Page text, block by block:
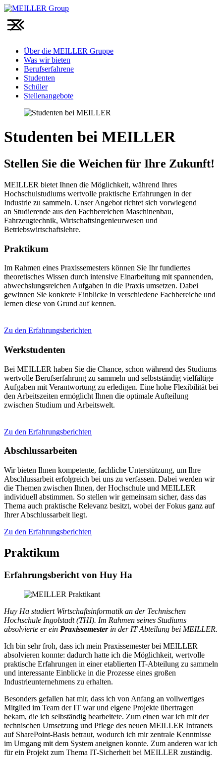
Über die MEILLER Gruppe
Was wir bieten
Berufserfahrene
Studenten
Schüler
Stellenangebote
Studenten bei MEILLER
Stellen Sie die Weichen für Ihre Zukunft!
MEILLER bietet Ihnen die Möglichkeit, während Ihres
Hochschulstudiums wertvolle praktische Erfahrungen in der
Industrie zu sammeln. Unser Angebot richtet sich vorwiegend
an Studierende aus den Fachbereichen Maschinenbau,
Fahrzeugtechnik, Wirtschaftsingenieurwesen und
Betriebswirtschaftslehre.
Praktikum
Im Rahmen eines Praxissemesters können Sie Ihr fundiertes
theoretisches Wissen durch intensive Einarbeitung mit spannenden,
abwechslungsreichen Aufgaben in die Praxis umsetzen. Dabei
gewinnen Sie konkrete Einblicke in verschiedene Fachbereiche und
lernen diese von Grund auf kennen.
Zu den Erfahrungsberichten
Werkstudenten
Bei MEILLER haben Sie die Chance, schon während des Studiums
wertvolle Berufserfahrung zu sammeln und selbstständig vielfältige
Aufgaben mit Verantwortung zu erledigen. Eine hohe Flexibilität bei
den Arbeitszeiten ermöglicht Ihnen die optimale Aufteilung
zwischen Studium und Arbeitswelt.
Zu den Erfahrungsberichten
Abschlussarbeiten
Wir bieten Ihnen kompetente, fachliche Unterstützung, um Ihre
Abschlussarbeit erfolgreich bei uns zu verfassen. Dabei werden wir
die Themen zwischen Ihnen, der Hochschule und MEILLER
individuell abstimmen. So stellen wir gemeinsam sicher, dass das
Thema auch praktische Relevanz besitzt, wobei der Fokus ganz auf
Ihrer Abschlussarbeit liegt.
Zu den Erfahrungsberichten
Praktikum
Erfahrungsbericht von Huy Ha
Huy Ha studiert Wirtschaftsinformatik an der Technischen
Hochschule Ingolstadt (THI). Im Rahmen seines Studiums
absolvierte er ein Praxissemesterin der IT Abteilung bei MEILLER.
Ich bin sehr froh, dass ich mein Praxissemester bei MEILLER
absolvieren konnte: dadurch hatte ich die Möglichkeit, wertvolle
praktische Erfahrungen in einer etablierten IT-Abteilung zu sammeln
und interessante Einblicke in die Prozesse eines großen
Industrieunternehmens zu erhalten.
Besonders gefallen hat mir, dass ich von Anfang an vollwertiges
Mitglied im Team der IT war und eigene Projekte übertragen
bekam, die ich selbständig bearbeitete. Zum einen war ich mit der
technischen Umsetzung und Pflege des neuen MEILLER Intranets
auf SharePoint-Basis betraut, wodurch ich mir zentrale Kenntnisse
im Umgang mit dem System aneignen konnte. Zum anderen war ich
für ein Projekt zum Thema IT-Sicherheit bei MEILLER zuständig.